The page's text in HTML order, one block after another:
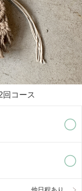
コース